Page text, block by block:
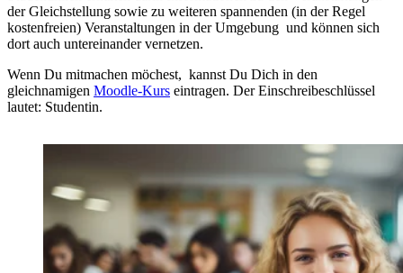
der Gleichstellung sowie zu weiteren spannenden (in der Regel
kostenfreien) Veranstaltungen in der Umgebung und können sich
dort auch untereinander vernetzen.
Wenn Du mitmachen möchest, kannst Du Dich in den
gleichnamigen Moodle-Kurs eintragen. Der Einschreibeschlüssel
lautet: Studentin.